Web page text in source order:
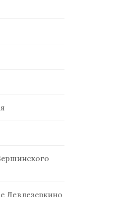
Девлезеркино